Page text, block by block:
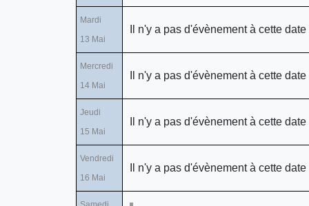
Mardi
13 Mai
Il n'y a pas d'évènement à cette date
Mercredi
14 Mai
Il n'y a pas d'évènement à cette date
Jeudi
15 Mai
Il n'y a pas d'évènement à cette date
Vendredi
16 Mai
Il n'y a pas d'évènement à cette date